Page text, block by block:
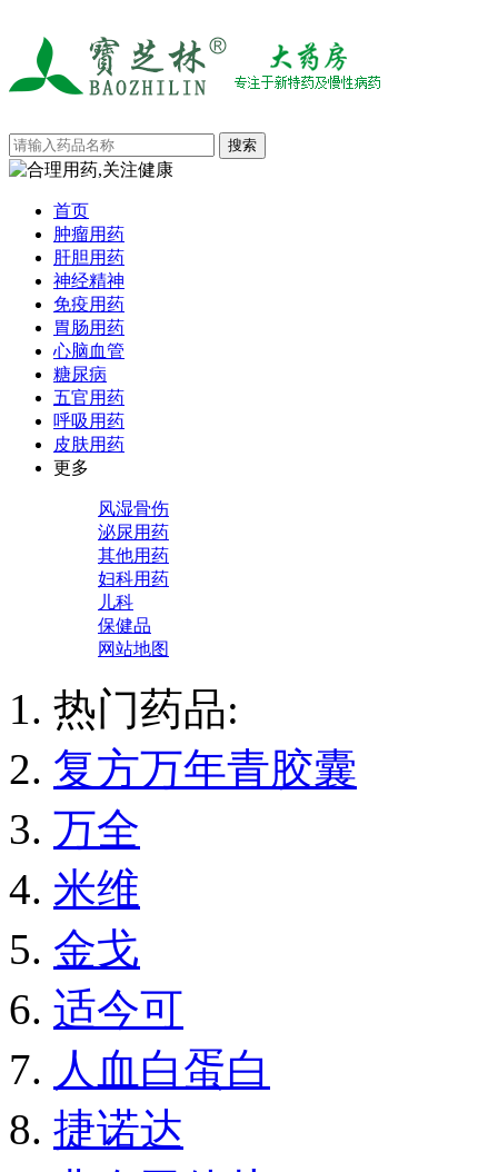
首页
肿瘤用药
肝胆用药
神经精神
免疫用药
胃肠用药
心脑血管
糖尿病
五官用药
呼吸用药
皮肤用药
更多
风湿骨伤
泌尿用药
其他用药
妇科用药
儿科
保健品
网站地图
热门药品:
复方万年青胶囊
万全
米维
金戈
适今可
人血白蛋白
捷诺达